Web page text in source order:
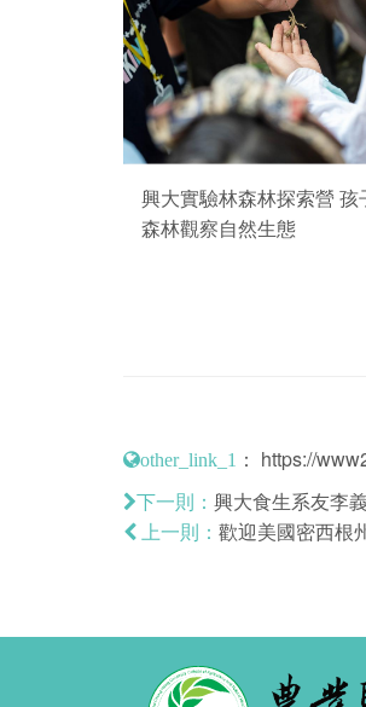
興大實驗林森林探索營 孩
森林觀察自然生態
other_link_1 ： https://
下一則： 興大食生系友李
上一則： 歡迎美國密西根